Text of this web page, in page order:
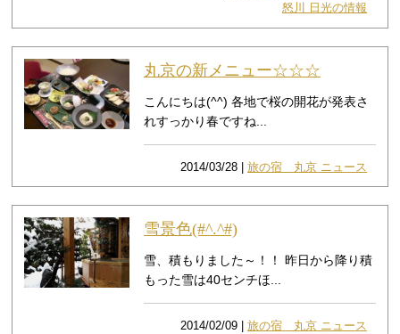
怒川 日光の情報
丸京の新メニュー☆☆☆
こんにちは(^^) 各地で桜の開花が発表さ
れすっかり春ですね...
2014/03/28 |旅の宿 丸京 ニュース
雪景色(#^.^#)
雪、積もりました～！！ 昨日から降り積
もった雪は40センチほ...
2014/02/09 |旅の宿 丸京 ニュース